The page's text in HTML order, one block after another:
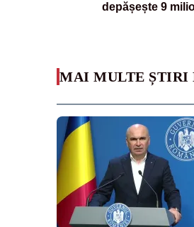
depășește 9
MAI MULTE ȘTIRI